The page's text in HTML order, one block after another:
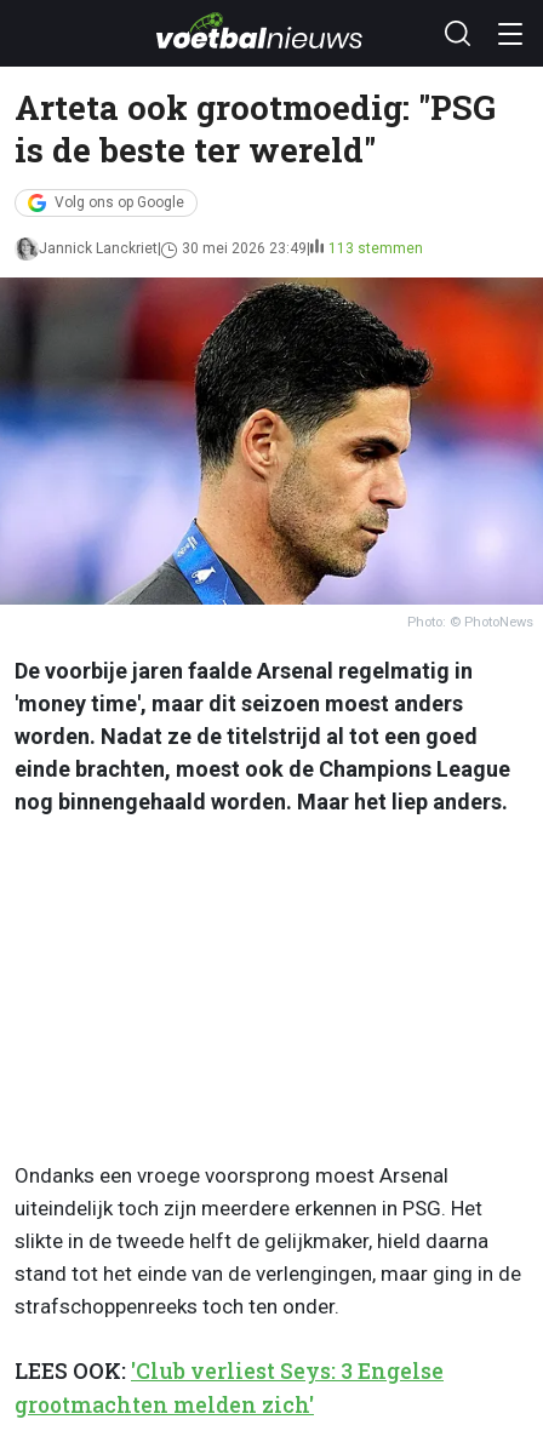
Arteta ook grootmoedig: "PSG
is de beste ter wereld"
Volg ons op Google
Jannick Lanckriet 30 mei 2026 23:49 113 stemmen
Photo: © PhotoNews
De voorbije jaren faalde Arsenal regelmatig in
'money time', maar dit seizoen moest anders
worden. Nadat ze de titelstrijd al tot een goed
einde brachten, moest ook de Champions League
nog binnengehaald worden. Maar het liep anders.
Ondanks een vroege voorsprong moest Arsenal
uiteindelijk toch zijn meerdere erkennen in PSG. Het
slikte in de tweede helft de gelijkmaker, hield daarna
stand tot het einde van de verlengingen, maar ging in de
strafschoppenreeks toch ten onder.
LEES OOK: 'Club verliest Seys: 3 Engelse
grootmachten melden zich'